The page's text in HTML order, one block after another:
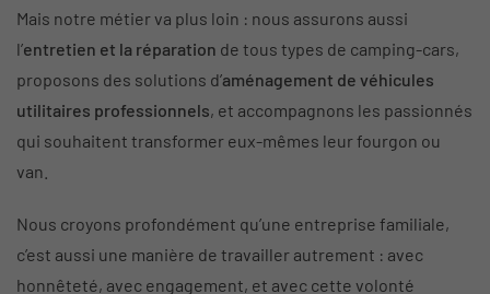
Mais notre métier va plus loin : nous assurons aussi
l’entretien et la réparation de tous types de camping-cars,
proposons des solutions d’aménagement de véhicules
utilitaires professionnels, et accompagnons les passionnés
qui souhaitent transformer eux-mêmes leur fourgon ou
van.
Nous croyons profondément qu’une entreprise familiale,
c’est aussi une manière de travailler autrement : avec
honnêteté, avec engagement, et avec cette volonté